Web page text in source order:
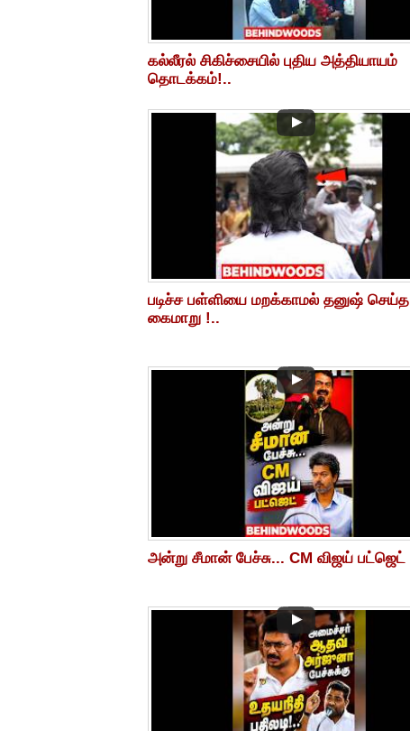
கல்லீரல் சிகிச்சையில் புதிய அத்தியாயம்
தொடக்கம்!..
படிச்ச பள்ளியை மறக்காமல் தனுஷ் செய்த
கைமாறு !..
அன்று சீமான் பேச்சு... CM விஜய் பட்ஜெட்